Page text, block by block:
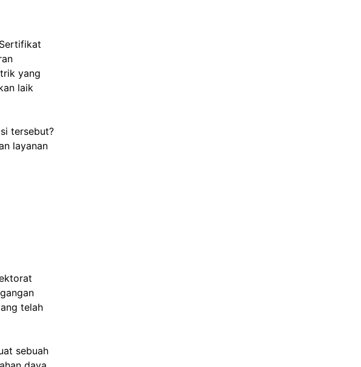
yang
laik
tersebut?
layanan
telah
sebuah